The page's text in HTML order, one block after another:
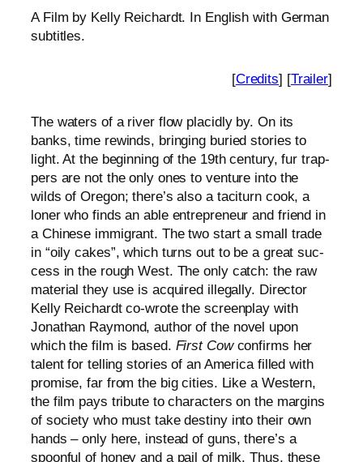
A Film by Kelly Reichardt. In English with German
subtitles.
[Credits] [Trailer]
The waters of a river flow pla­cid­ly by. On its
banks, time rewinds, brin­ging buried sto­ries to
light. At the begin­ning of the 19th cen­tu­ry, fur trap­
pers are not the only ones to ven­ture into the
wilds of Oregon; there’s also a taci­turn cook, a
loner who finds an able entre­pre­neur and fri­end in
a Chinese immi­grant. The two start a small trade
in “oily cakes”, which turns out to be a gre­at suc­
cess in the rough West. The only catch: the raw
mate­ri­al they use is acqui­red ille­gal­ly. Director
Kelly Reichardt co-wro­te the screen­play with
Jonathan Raymond, aut­hor of the novel upon
which the film is based. First Cowcon­firms her
talent for tel­ling sto­ries of an America fil­led with
pro­mi­se, far from the big cities. Like a Western,
the film pays tri­bu­te to cha­rac­ters on the mar­gins
of socie­ty who must take desti­ny into their own
hands – only here, ins­tead of guns, there’s a
spoon­ful of honey and a pail of milk. Thus, the­se